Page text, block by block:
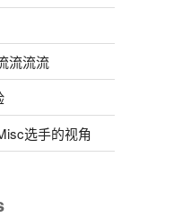
流流流
选手的视角